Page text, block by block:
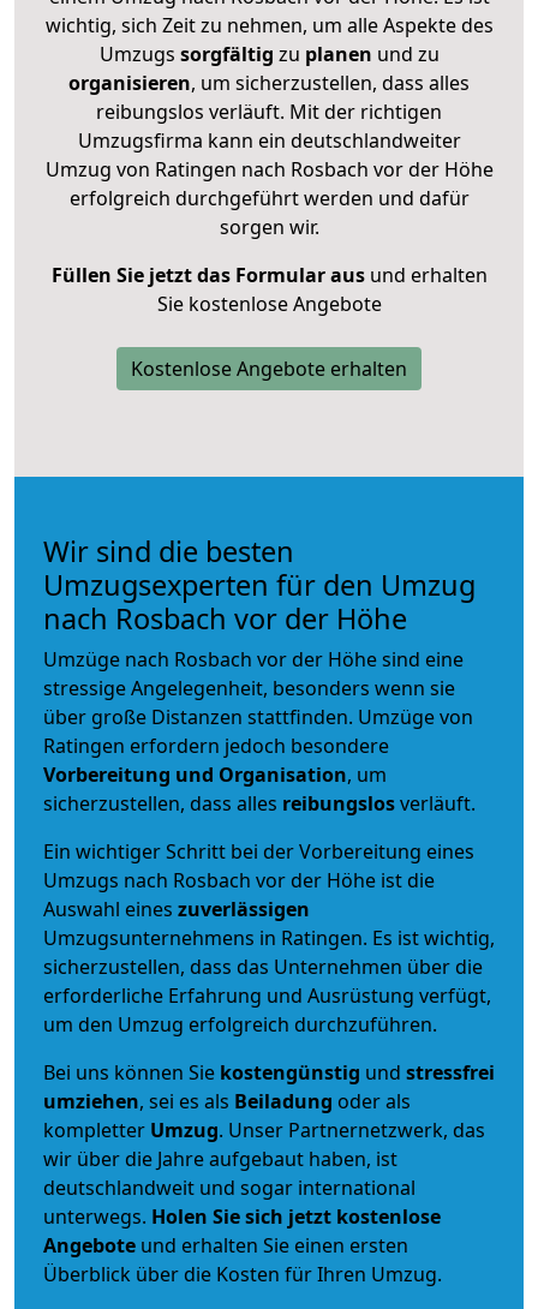
wichtig, sich Zeit zu nehmen, um alle Aspekte des
Umzugs sorgfältig zu planen und zu
organisieren, um sicherzustellen, dass alles
reibungslos verläuft. Mit der richtigen
Umzugsfirma kann ein deutschlandweiter
Umzug von Ratingen nach Rosbach vor der Höhe
erfolgreich durchgeführt werden und dafür
sorgen wir.
Füllen Sie jetzt das Formular ausund erhalten
Sie kostenlose Angebote
Kostenlose Angebote erhalten
Wir sind die besten
Umzugsexperten für den Umzug
nach Rosbach vor der Höhe
Umzüge nach Rosbach vor der Höhe sind eine
stressige Angelegenheit, besonders wenn sie
über große Distanzen stattfinden. Umzüge von
Ratingen erfordern jedoch besondere
Vorbereitung und Organisation, um
sicherzustellen, dass alles reibungslosverläuft.
Ein wichtiger Schritt bei der Vorbereitung eines
Umzugs nach Rosbach vor der Höhe ist die
Auswahl eines zuverlässigen
Umzugsunternehmens in Ratingen. Es ist wichtig,
sicherzustellen, dass das Unternehmen über die
erforderliche Erfahrung und Ausrüstung verfügt,
um den Umzug erfolgreich durchzuführen.
Bei uns können Sie kostengünstig und stressfrei
umziehen, sei es als Beiladung oder als
kompletter Umzug. Unser Partnernetzwerk, das
wir über die Jahre aufgebaut haben, ist
deutschlandweit und sogar international
unterwegs. Holen Sie sich jetzt kostenlose
Angebote und erhalten Sie einen ersten
Überblick über die Kosten für Ihren Umzug.